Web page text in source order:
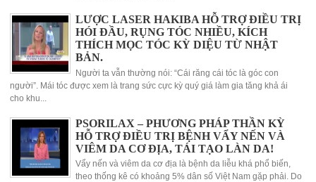
LƯỢC LASER HAKIBA HỖ TRỢ ĐIỀU TRỊ
HÓI ĐẦU, RỤNG TÓC NHIỀU, KÍCH
THÍCH MỌC TÓC KỲ DIỆU TỪ NHẬT
BẢN.
Người ta vẫn thường nói: “Cái răng cái tóc là góc con
người”. Mái tóc được xem là trang sức cực kỳ quý giá làm gia tăng khả ái
cho khu...
PSORILAX – PHƯƠNG PHÁP THẦN KỲ
HỖ TRỢ ĐIỀU TRỊ BỆNH VẨY NẾN VÀ
VIÊM DA CƠ ĐỊA, TÁI TẠO LÀN DA!
Vẩy nến và viêm da cơ địa là bệnh da liễu khá phổ biến,
theo thống kê có khoảng 5% dân số Việt Nam gặp phải. Do